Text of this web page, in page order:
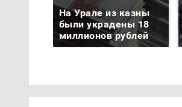
На Урале из казны
были украдены 18
миллионов рублей